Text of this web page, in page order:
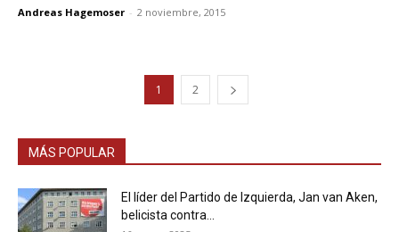
Andreas Hagemoser - 2 noviembre, 2015
1 2
MÁS POPULAR
El líder del Partido de Izquierda, Jan van Aken,
belicista contra...